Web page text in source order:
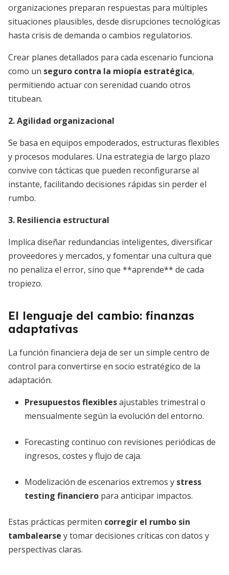
organizaciones preparan respuestas para múltiples
situaciones plausibles, desde disrupciones tecnológicas
hasta crisis de demanda o cambios regulatorios.
Crear planes detallados para cada escenario funciona
como un seguro contra la miopía estratégica,
permitiendo actuar con serenidad cuando otros
titubean.
2. Agilidad organizacional
Se basa en equipos empoderados, estructuras flexibles
y procesos modulares. Una estrategia de largo plazo
convive con tácticas que pueden reconfigurarse al
instante, facilitando decisiones rápidas sin perder el
rumbo.
3. Resiliencia estructural
Implica diseñar redundancias inteligentes, diversificar
proveedores y mercados, y fomentar una cultura que
no penaliza el error, sino que **aprende** de cada
tropiezo.
El lenguaje del cambio: finanzas
adaptativas
La función financiera deja de ser un simple centro de
control para convertirse en socio estratégico de la
adaptación.
Presupuestos flexiblesajustables trimestral o
mensualmente según la evolución del entorno.
Forecasting continuo con revisiones periódicas de
ingresos, costes y flujo de caja.
Modelización de escenarios extremos y stress
testing financiero para anticipar impactos.
Estas prácticas permiten corregir el rumbo sin
tambalearse y tomar decisiones críticas con datos y
perspectivas claras.